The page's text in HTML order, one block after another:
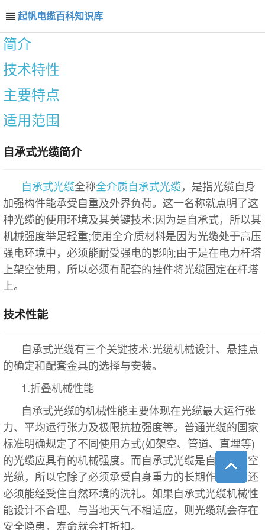
起帆电缆百科知识库
简介
技术特性
主要特点
适用范围
自承式光缆简介
自承式光缆全称全介质自承式光缆，是指光缆自身
加强构件能承受自重及外界负荷。这一名称就点明了这
种光缆的使用环境及其关键技术:因为是自承式，所以其
机械强度举足轻重;使用全介质材料是因为光缆处于高压
强电环境中，必须能耐受强电的影响;由于是在电力杆塔
上架空使用，所以必须有配套的挂件将光缆固定在杆塔
上。
技术性能
自承式光缆有三个关键技术:光缆机械设计、悬挂点
的确定和配套金具的选择与安装。
1.折叠机械性能
自承式光缆的机械性能主要体现在光缆最大运行张
力、平均运行张力及极限抗拉强度等。普通光缆的国家
标准明确规定了不同使用方式(如架空、管道、直埋等)
的光缆应具有的机械强度。而自承式光缆是自承式架空
光缆，所以它除了必须承受自身重力的长期作用外，还
必须能经受住自然环境的洗礼。如果自承式光缆机械性
能设计不合理、与当地天气不相适应，则光缆就会存在
安全隐患，寿命就会打折扣。